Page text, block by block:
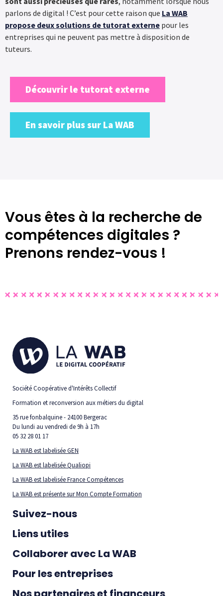
parlons de digital ! C’est pour cette raison que La WAB
propose deux solutions de tutorat externe pour les
entreprises qui ne peuvent pas mettre à disposition de
tuteurs.
Découvrir le tutorat externe
En savoir plus sur La WAB
Vous êtes à la recherche de
compétences digitales ?​
Prenons rendez-vous !
Société Coopérative d'Intérêts Collectif
Formation et reconversion aux métiers du digital
35 rue fonbalquine - 24100 Bergerac
Du lundi au vendredi de 9h à 17h
05 32 28 01 17
La WAB est labelisée GEN
La WAB est labelisée Qualiopi
La WAB est labelisée France Compétences
La WAB est présente sur Mon Compte Formation
Suivez-nous
Liens utiles
Collaborer avec La WAB
Pour les entreprises